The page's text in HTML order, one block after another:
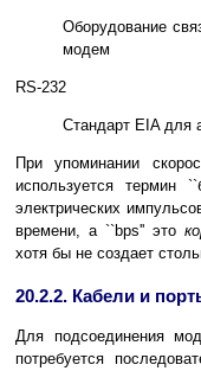
Оборудование
модем
RS-232
Стандарт EIA для
При упоминании
используется термин
электрических
времени, а ``bps'' это
хотя бы не создает
20.2.2. Кабели и
Для подсоединения
потребуется